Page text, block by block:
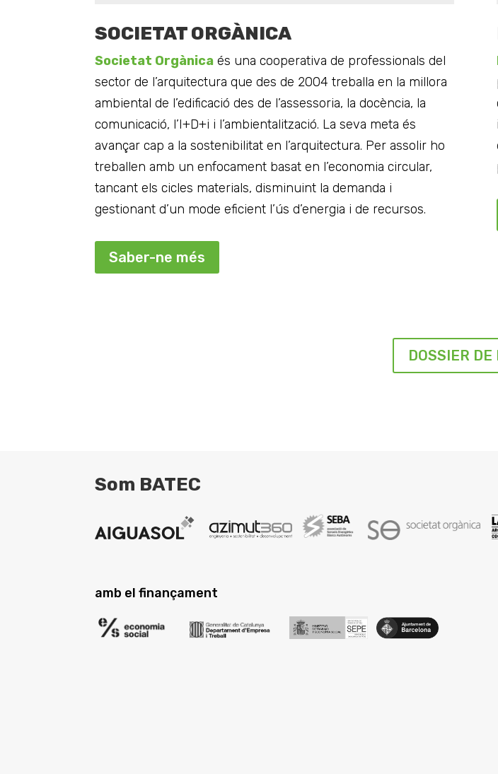
SOCIETAT ORGÀNICA
Societat Orgànica és una cooperativa de professionals del
sector de l’arquitectura que des de 2004 treballa en la millora
ambiental de l’edificació des de l’assessoria, la docència, la
comunicació, l’I+D+i i l’ambientalització. La seva meta és
avançar cap a la sostenibilitat en l’arquitectura. Per assolir ho
treballen amb un enfocament basat en l’economia circular,
tancant els cicles materials, disminuint la demanda i
gestionant d’un mode eficient l’ús d’energia i de recursos.
Saber-ne més
DOSSIER DE
Som BATEC
amb el finançament